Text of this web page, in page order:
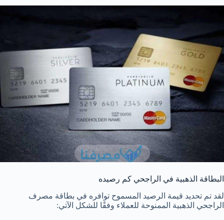
البطاقة الذهبية في الراجحي كم رصيده
لقد تم تحديد قيمة الرصيد المسموح توافره في بطاقة مصرف
الراجحي الذهبية الممنوحة للعملاء وفقًا للشكل الآتي: